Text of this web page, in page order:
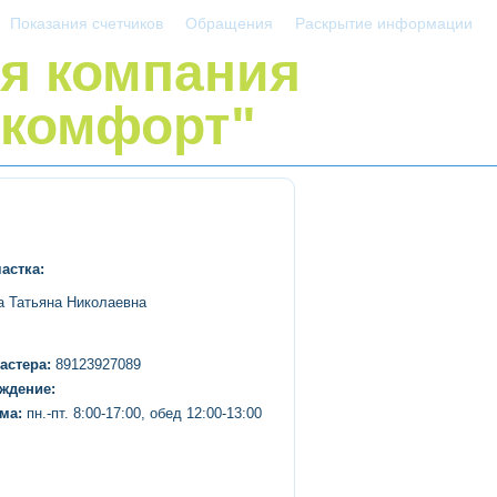
компания
Показания счетчиков Обращения Раскрытие информации
Татьяна Николаевна
89123927089
пн.-пт. 8:00-17:00, обед 12:00-13:00